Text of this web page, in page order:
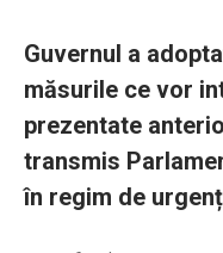
Guvernul a
măsurile ce vor
prezentate
transmis
în regim de